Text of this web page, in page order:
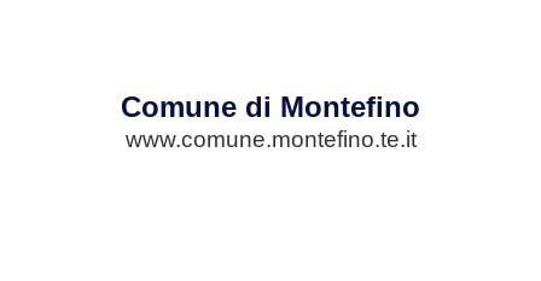
Comune di Montefino
www.comune.montefino.te.it